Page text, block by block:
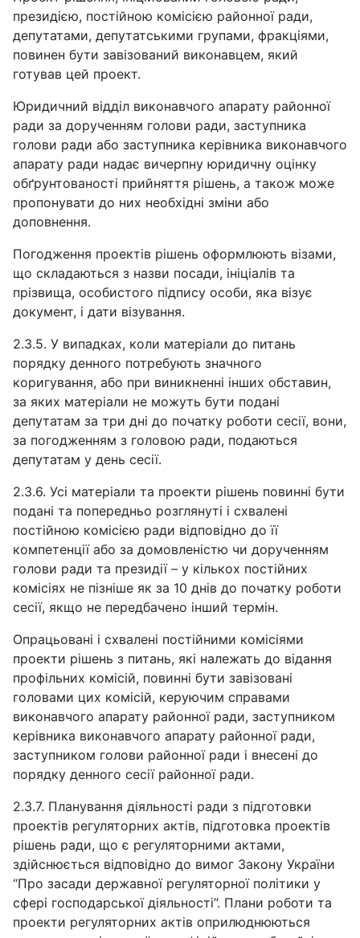
президією, постійною комісією районної ради,
депутатами, депутатськими групами, фракціями,
повинен бути завізований виконавцем, який
готував цей проект.
Юридичний відділ виконавчого апарату районної
ради за дорученням голови ради, заступника
голови ради або заступника керівника виконавчого
апарату ради надає вичерпну юридичну оцінку
обґрунтованості прийняття рішень, а також може
пропонувати до них необхідні зміни або
доповнення.
Погодження проектів рішень оформлюють візами,
що складаються з назви посади, ініціалів та
прізвища, особистого підпису особи, яка візує
документ, і дати візування.
2.3.5. У випадках, коли матеріали до питань
порядку денного потребують значного
коригування, або при виникненні інших обставин,
за яких матеріали не можуть бути подані
депутатам за три дні до початку роботи сесії, вони,
за погодженням з головою ради, подаються
депутатам у день сесії.
2.3.6. Усі матеріали та проекти рішень повинні бути
подані та попередньо розглянуті і схвалені
постійною комісією ради відповідно до її
компетенції або за домовленістю чи дорученням
голови ради та президії – у кількох постійних
комісіях не пізніше як за 10 днів до початку роботи
сесії, якщо не передбачено інший термін.
Опрацьовані і схвалені постійними комісіями
проекти рішень з питань, які належать до відання
профільних комісій, повинні бути завізовані
головами цих комісій, керуючим справами
виконавчого апарату районної ради, заступником
керівника виконавчого апарату районної ради,
заступником голови районної ради і внесені до
порядку денного сесії районної ради.
2.3.7. Планування діяльності ради з підготовки
проектів регуляторних актів, підготовка проектів
рішень ради, що є регуляторними актами,
здійснюється відповідно до вимог Закону України
“Про засади державної регуляторної політики у
сфері господарської діяльності”. Плани роботи та
проекти регуляторних актів оприлюднюються